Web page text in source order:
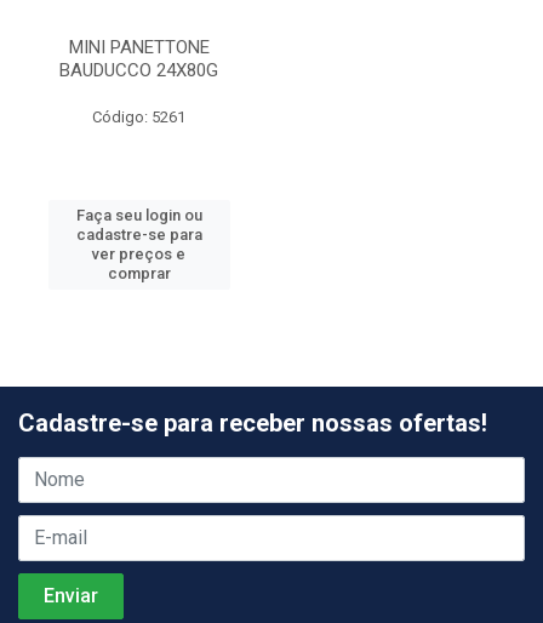
MINI PANETTONE
BAUDUCCO 24X80G
Código: 5261
Faça seu login ou
cadastre-se para
ver preços e
comprar
Cadastre-se para receber nossas ofertas!